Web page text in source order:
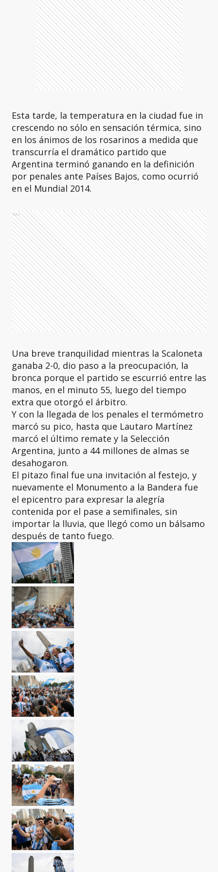
Esta tarde, la temperatura en la ciudad fue in
crescendo no sólo en sensación térmica, sino
en los ánimos de los rosarinos a medida que
transcurría el dramático partido que
Argentina terminó ganando en la definición
por penales ante Países Bajos, como ocurrió
en el Mundial 2014.
Ads
Una breve tranquilidad mientras la Scaloneta
ganaba 2-0, dio paso a la preocupación, la
bronca porque el partido se escurrió entre las
manos, en el minuto 55, luego del tiempo
extra que otorgó el árbitro.
Y con la llegada de los penales el termómetro
marcó su pico, hasta que Lautaro Martínez
marcó el último remate y la Selección
Argentina, junto a 44 millones de almas se
desahogaron.
El pitazo final fue una invitación al festejo, y
nuevamente el Monumento a la Bandera fue
el epicentro para expresar la alegría
contenida por el pase a semifinales, sin
importar la lluvia, que llegó como un bálsamo
después de tanto fuego.